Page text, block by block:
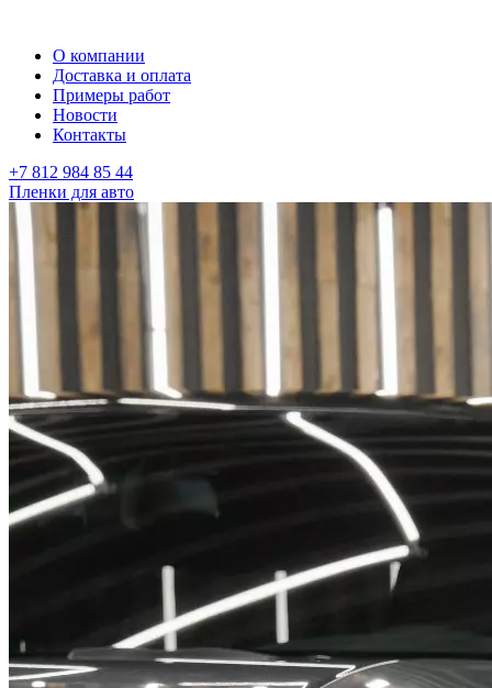
О компании
Доставка и оплата
Примеры работ
Новости
Контакты
+7 812 984 85 44
Пленки для авто